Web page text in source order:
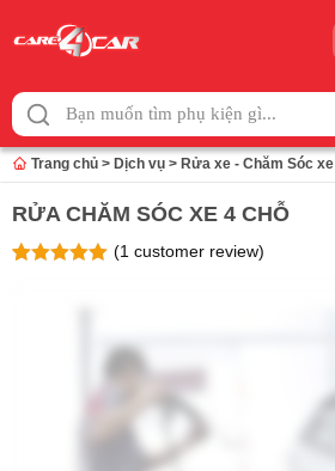
to
content
Trang chủ > Dịch vụ > Rửa xe - Chăm Sóc xe
RỬA CHĂM SÓC XE 4 CHỖ
(1 customer review)